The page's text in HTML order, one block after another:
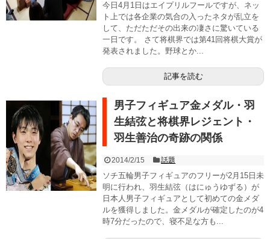
今日4月1日はエイプリルフールですが、ネッ
ト上では各企業の気合の入ったネタが乱立を
して、ただただその出来の凄さに驚いている
一日です。 さて将棋界では第41回将棋大賞が
発表されました。野球とか...
記事を読む
男子フィギュア金メダル・羽
生結弦と将棋界レジェント・
羽生善治の奇跡の関係
2014/2/15 話題
ソチ五輪男子フィギュアのフリーが2月15日未
明に行われ、羽生結弦（はにゅうゆずる）が
日本人男子フィギュアとして初めての金メダ
ルを獲得しました。金メダルが確定したのが4
時7分だったので、寝不足な方も...